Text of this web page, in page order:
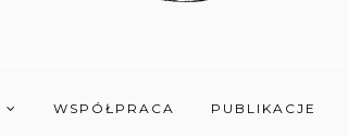
WSPÓŁPRACA PUBLIKACJE